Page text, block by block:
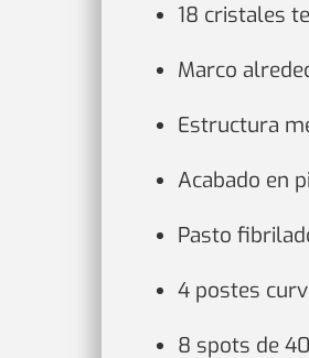
18 cristales
Marco
Estructura
Acabado en
Pasto
4 postes
8 spots de